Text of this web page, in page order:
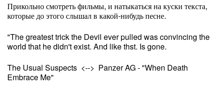
Прикольно смотреть фильмы, и натыкаться на куски текста,
которые до этого слышал в какой-нибудь песне.
"The greatest trick the Devil ever pulled was convincing the
world that he didn't exist. And like thst. Is gone.
The Usual Suspects <--> Panzer AG - "When Death
Embrace Me"